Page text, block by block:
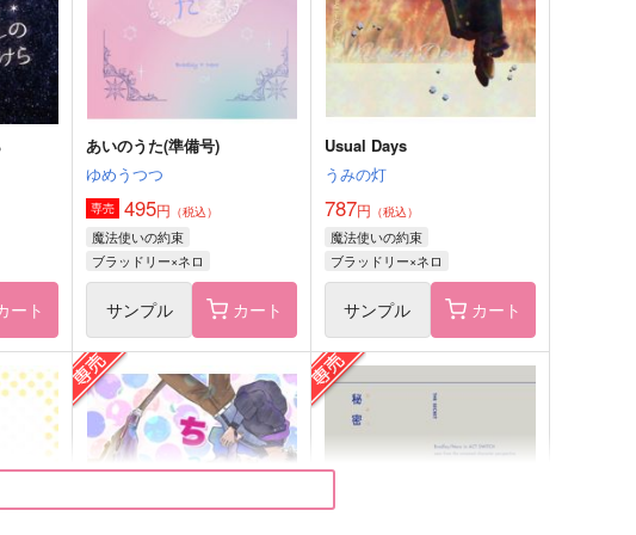
詳細
ブラッドリー×ネロ
サンプル
ブラッドリー×ネロ
サンプル 作品詳細
CUTE8/9
ぐふぐふ
1,430円（税込）
TEIEN
472
ート
あいのうた(準備号)
ゆめうつつ
専売 495円 （税込）
魔法使いの約束
ブラッドリー×ネロ
サンプル カート
Usual Days
うみの灯
787円 （税込）
魔法使いの約束
ブラッドリー×ネロ
サンプル カート